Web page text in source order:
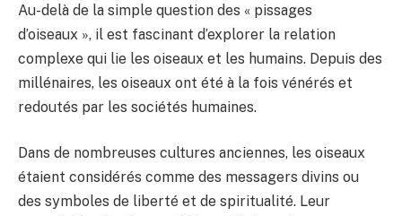
Au-delà de la simple question des « pissages
d’oiseaux », il est fascinant d’explorer la relation
complexe qui lie les oiseaux et les humains. Depuis des
millénaires, les oiseaux ont été à la fois vénérés et
redoutés par les sociétés humaines.
Dans de nombreuses cultures anciennes, les oiseaux
étaient considérés comme des messagers divins ou
des symboles de liberté et de spiritualité. Leur